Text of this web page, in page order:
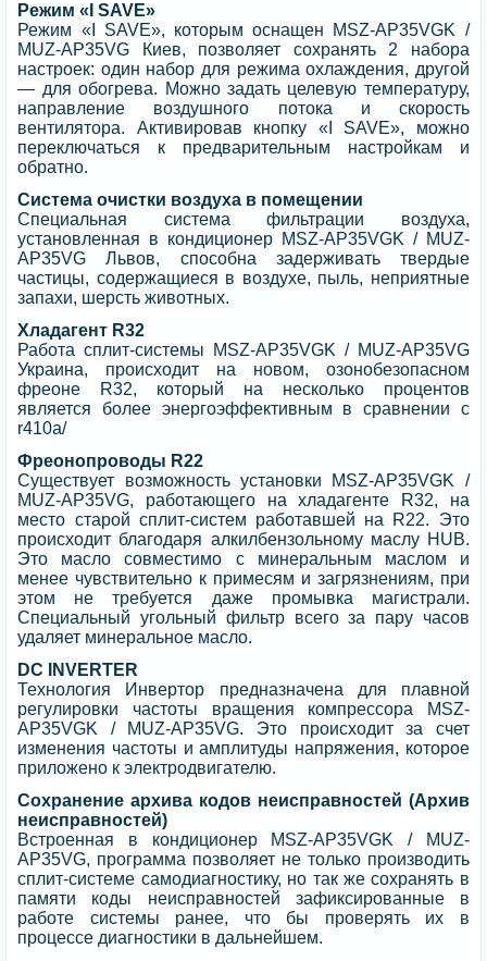
Режим «I SAVE»
Режим «I SAVE», которым оснащен MSZ-AP35VGK /
MUZ-AP35VG Киев, позволяет сохранять 2 набора
настроек: один набор для режима охлаждения, другой
— для обогрева. Можно задать целевую температуру,
направление воздушного потока и скорость
вентилятора. Активировав кнопку «I SAVE», можно
переключаться к предварительным настройкам и
обратно.
Система очистки воздуха в помещении
Специальная система фильтрации воздуха,
установленная в кондиционер MSZ-AP35VGK / MUZ-
AP35VG Львов, способна задерживать твердые
частицы, содержащиеся в воздухе, пыль, неприятные
запахи, шерсть животных.
Хладагент R32
Работа сплит-системы MSZ-AP35VGK / MUZ-AP35VG
Украина, происходит на новом, озонобезопасном
фреоне R32, который на несколько процентов
является более энергоэффективным в сравнении с
r410a/
Фреонопроводы R22
Существует возможность установки MSZ-AP35VGK /
MUZ-AP35VG, работающего на хладагенте R32, на
место старой сплит-систем работавшей на R22. Это
происходит благодаря алкилбензольному маслу HUB.
Это масло совместимо с минеральным маслом и
менее чувствительно к примесям и загрязнениям, при
этом не требуется даже промывка магистрали.
Специальный угольный фильтр всего за пару часов
удаляет минеральное масло.
DC INVERTER
Технология Инвертор предназначена для плавной
регулировки частоты вращения компрессора MSZ-
AP35VGK / MUZ-AP35VG. Это происходит за счет
изменения частоты и амплитуды напряжения, которое
приложено к электродвигателю.
Сохранение архива кодов неисправностей (Архив
неисправностей)
Встроенная в кондиционер MSZ-AP35VGK / MUZ-
AP35VG, программа позволяет не только производить
сплит-системе самодиагностику, но так же сохранять в
памяти коды неисправностей зафиксированные в
работе системы ранее, что бы проверять их в
процессе диагностики в дальнейшем.